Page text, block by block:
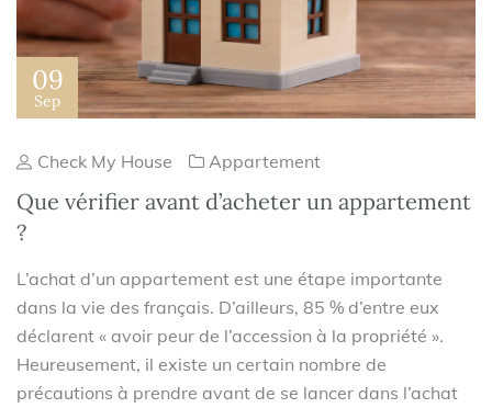
09
Sep
Check My House Appartement
Que vérifier avant d’acheter un appartement
?
L’achat d’un appartement est une étape importante
dans la vie des français. D’ailleurs, 85 % d’entre eux
déclarent « avoir peur de l’accession à la propriété ».
Heureusement, il existe un certain nombre de
précautions à prendre avant de se lancer dans l’achat